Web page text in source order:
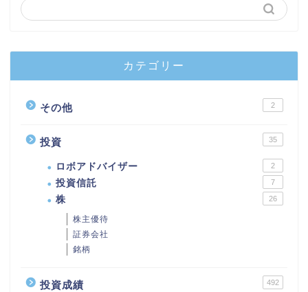
カテゴリー
その他 2
投資 35
ロボアドバイザー 2
投資信託 7
株 26
株主優待
証券会社
銘柄
投資成績 492